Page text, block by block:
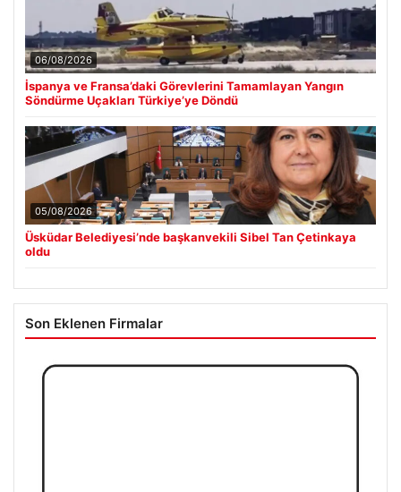
06/08/2026
İspanya ve Fransa’daki Görevlerini Tamamlayan Yangın
Söndürme Uçakları Türkiye’ye Döndü
05/08/2026
Üsküdar Belediyesi’nde başkanvekili Sibel Tan Çetinkaya
oldu
Son Eklenen Firmalar